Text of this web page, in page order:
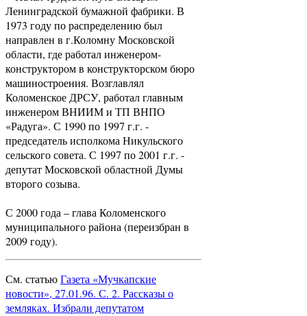
Ленинградской бумажной фабрики. В
1973 году по распределению был
направлен в г.Коломну Московской
области, где работал инженером-
конструктором в конструкторском бюро
машиностроения. Возглавлял
Коломенское ДРСУ, работал главным
инженером ВНИИМ и ТП ВНПО
«Радуга». С 1990 по 1997 г.г. -
председатель исполкома Никульского
сельского совета. С 1997 по 2001 г.г. -
депутат Московской областной Думы
второго созыва.
С 2000 года – глава Коломенского
муниципального района (переизбран в
2009 году).
См. статьюГазета «Мучкапские
новости», 27.01.96. С. 2. Рассказы о
земляках. Избрали депутатом